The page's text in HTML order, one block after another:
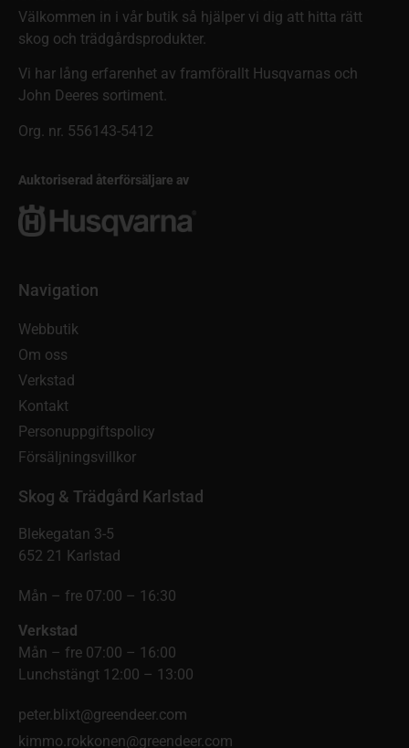
Välkommen in i vår butik så hjälper vi dig att hitta rätt
skog och trädgårdsprodukter.
Vi har lång erfarenhet av framförallt Husqvarnas och
John Deeres sortiment.
Org. nr. 556143-5412
Auktoriserad återförsäljare av
Navigation
Webbutik
Om oss
Verkstad
Kontakt
Personuppgiftspolicy
Försäljningsvillkor
Skog & Trädgård Karlstad
Blekegatan 3-5
652 21 Karlstad
Mån – fre 07:00 – 16:30
Verkstad
Mån – fre 07:00 – 16:00
Lunchstängt 12:00 – 13:00
peter.blixt@greendeer.com
kimmo.rokkonen@greendeer.com